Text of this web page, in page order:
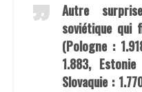
Autre
soviétique qui
(Pologne :
1.883,
Slovaquie :